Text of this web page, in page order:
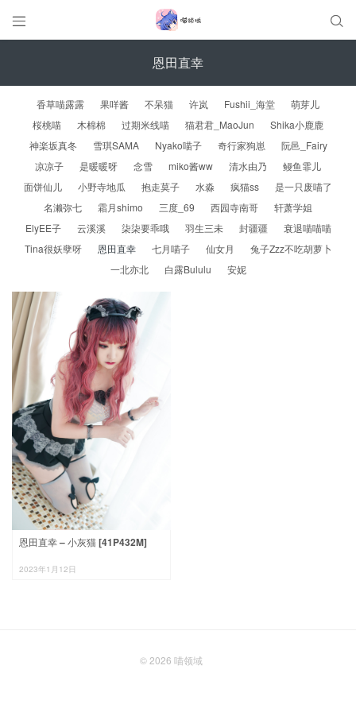
 
恩田直幸
香草喵露露 果咩酱 不呆猫 许岚 Fushii_海堂
萌芽儿
桜桃喵
木棉棉 过期米线喵 猫君君_MaoJun
Shika小鹿鹿
神楽坂真冬
雪琪SAMA Nyako喵子 奇行家狗崽
阮邑_Fairy
凉凉子
是暖暖呀 念雪 miko酱ww 清水由乃
鳗鱼霏儿
面饼仙儿
小野寺地瓜 抱走莫子 水淼 疯猫ss
是一只废喵了
名濑弥七
霜月shimo 三度_69 西园寺南哥
轩萧学姐
ElyEE子
云溪溪 柒柒要乖哦 羽生三未 封疆疆
衰退喵喵喵
Tina很妖孽呀
恩田直幸 七月喵子 仙女月
兔子Zzz不吃胡萝卜
一北亦北
白露Bululu 安妮
恩田直幸 – 小灰猫 [41P432M]
2023年1月12日
© 2026 喵领域